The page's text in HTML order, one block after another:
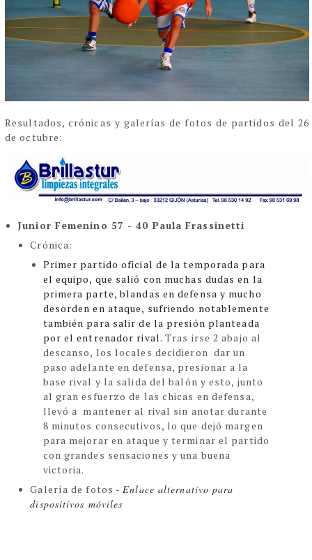
Resultados, crónicas y galerías de fotos de partidos del 26
de octubre:
Junior Femenino 57 - 40 Paula Frassinetti
Crónica:
Primer partido oficial de la temporada para
el equipo, que salió con muchas dudas en la
primera parte, blandas en defensa y mucho
desorden en ataque, sufriendo notablemente
también para salir de la presión planteada
por el entrenador rival.Tras irse 2 abajo al
descanso, los locales decidieron dar un
paso adelante en defensa, presionar a la
base rival y la salida del balón y esto, junto
al gran esfuerzo de las chicas en defensa,
llevó a mantener al rival sin anotar durante
8 minutos consecutivos, lo que dejó margen
para mejorar en ataque y terminar el partido
con grandes sensaciones y una buena
victoria.
Galería de fotos -Enlace alternativo para
dispositivos móviles